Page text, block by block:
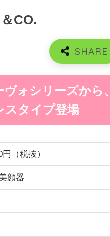
CO.
ォシリーズから、
スタイプ登場
（税抜）
顔器